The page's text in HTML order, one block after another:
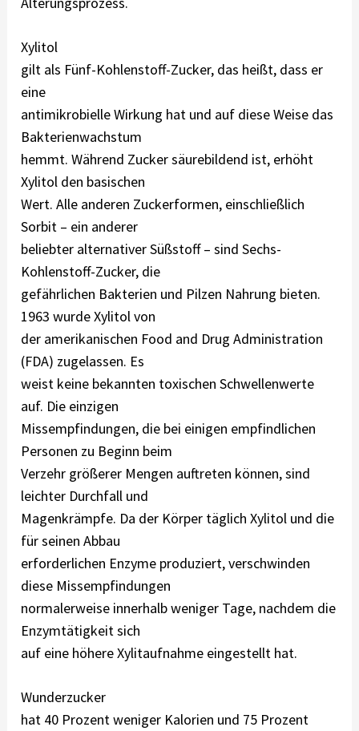
Xylitol
gilt als Fünf-Kohlenstoff-Zucker, das heißt, dass er
eine
antimikrobielle Wirkung hat und auf diese Weise das
Bakterienwachstum
hemmt. Während Zucker säurebildend ist, erhöht
Xylitol den basischen
Wert. Alle anderen Zuckerformen, einschließlich
Sorbit – ein anderer
beliebter alternativer Süßstoff – sind Sechs-
Kohlenstoff-Zucker, die
gefährlichen Bakterien und Pilzen Nahrung bieten.
1963 wurde Xylitol von
der amerikanischen Food and Drug Administration
(FDA) zugelassen. Es
weist keine bekannten toxischen Schwellenwerte
auf. Die einzigen
Missempfindungen, die bei einigen empfindlichen
Personen zu Beginn beim
Verzehr größerer Mengen auftreten können, sind
leichter Durchfall und
Magenkrämpfe. Da der Körper täglich Xylitol und die
für seinen Abbau
erforderlichen Enzyme produziert, verschwinden
diese Missempfindungen
normalerweise innerhalb weniger Tage, nachdem die
Enzymtätigkeit sich
auf eine höhere Xylitaufnahme eingestellt hat.
Wunderzucker
hat 40 Prozent weniger Kalorien und 75 Prozent